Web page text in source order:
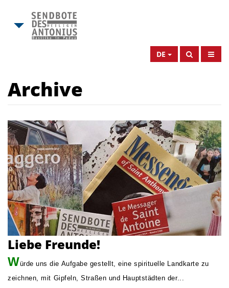
DE
Archive
Liebe Freunde!
Würde uns die Aufgabe gestellt, eine spirituelle Landkarte zu
zeichnen, mit Gipfeln, Straßen und Hauptstädten der...